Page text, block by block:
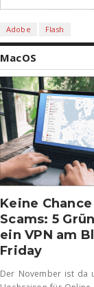
Adobe Flash
MacOS
Keine
Scams: 5
ein VPN am
Friday
Der November ist da